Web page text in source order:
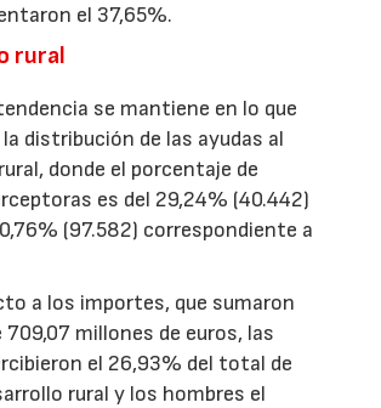
el 37,65%.
rural
se mantiene en lo que
distribución de las ayudas al
donde el porcentaje de
es del 29,24% (40.442)
(97.582) correspondiente a
a los importes, que sumaron
millones de euros, las
el 26,93% del total de
rural y los hombres el